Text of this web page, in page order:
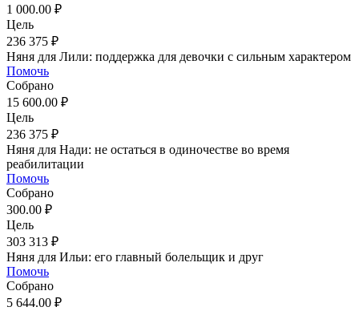
1 000.00 ₽
Цель
236 375 ₽
Няня для Лили: поддержка для девочки с сильным характером
Помочь
Собрано
15 600.00 ₽
Цель
236 375 ₽
Няня для Нади: не остаться в одиночестве во время
реабилитации
Помочь
Собрано
300.00 ₽
Цель
303 313 ₽
Няня для Ильи: его главный болельщик и друг
Помочь
Собрано
5 644.00 ₽